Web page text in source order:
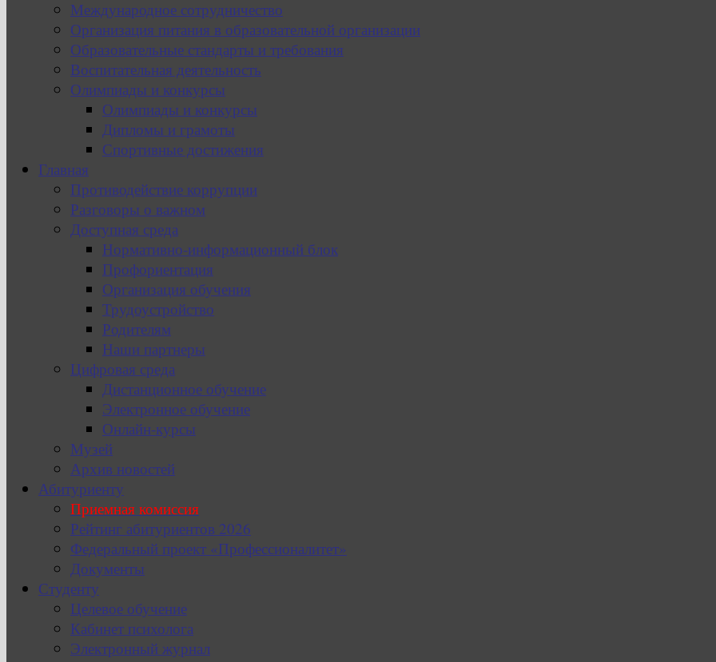
Международное сотрудничество
Организация питания в образовательной организации
Образовательные стандарты и требования
Воспитательная деятельность
Олимпиады и конкурсы
Олимпиады и конкурсы
Дипломы и грамоты
Спортивные достижения
Главная
Противодействие коррупции
Разговоры о важном
Доступная среда
Нормативно-информационный блок
Профориентация
Организация обучения
Трудоустройство
Родителям
Наши партнеры
Цифровая среда
Дистанционное обучение
Электронное обучение
Онлайн-курсы
Музей
Архив новостей
Абитуриенту
Приемная комиссия
Рейтинг абитуриентов 2026
Федеральный проект «Профессионалитет»
Документы
Студенту
Целевое обучение
Кабинет психолога
Электронный журнал